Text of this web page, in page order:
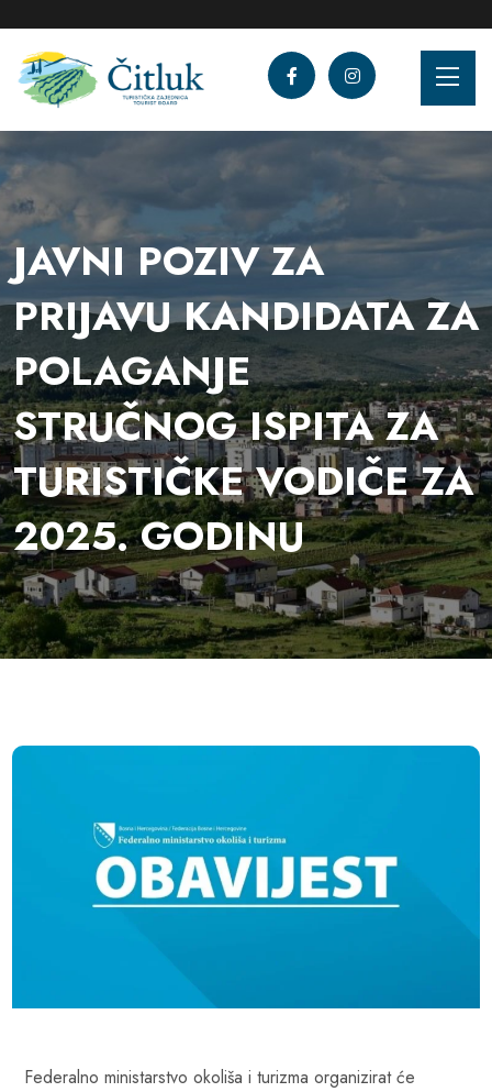
JAVNI POZIV ZA
PRIJAVU KANDIDATA ZA
POLAGANJE
STRUČNOG ISPITA ZA
TURISTIČKE VODIČE ZA
2025. GODINU
Federalno ministarstvo okoliša i turizma organizirat će